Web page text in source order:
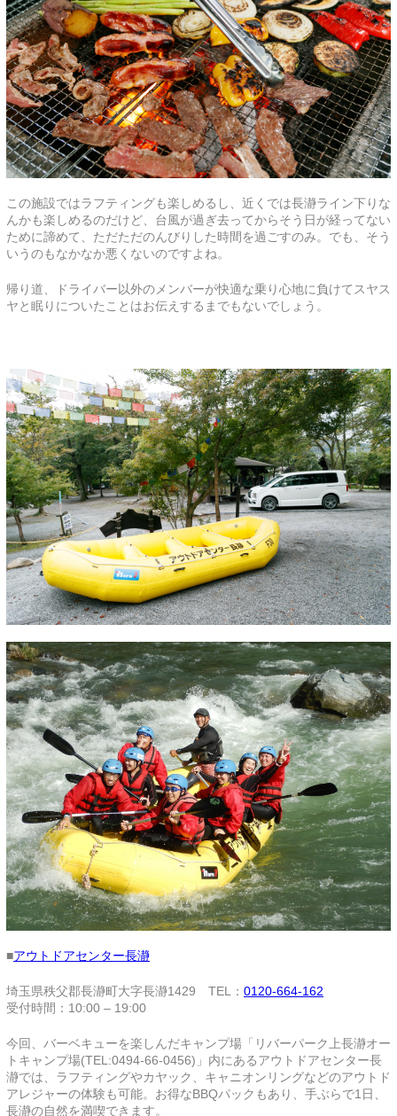
この施設ではラフティングも楽しめるし、近くでは長瀞ライン下りな
んかも楽しめるのだけど、台風が過ぎ去ってからそう日が経ってない
ために諦めて、ただただのんびりした時間を過ごすのみ。でも、そう
いうのもなかなか悪くないのですよね。
帰り道、ドライバー以外のメンバーが快適な乗り心地に負けてスヤス
ヤと眠りについたことはお伝えするまでもないでしょう。
■アウトドアセンター長瀞
埼玉県秩父郡長瀞町大字長瀞1429 TEL： 0120-664-162
受付時間：10:00 – 19:00
今回、バーベキューを楽しんだキャンプ場「リバーパーク上長瀞オー
トキャンプ場(TEL:0494-66-0456)」内にあるアウトドアセンター長
瀞では、ラフティングやカヤック、キャニオンリングなどのアウトド
アレジャーの体験も可能。お得なBBQパックもあり、手ぶらで1日、
長瀞の自然を満喫できます。